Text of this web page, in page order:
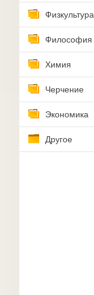
Физкультура
Философия
Химия
Черчение
Экономика
Другое